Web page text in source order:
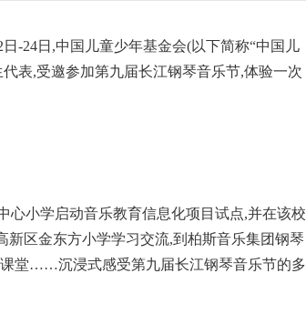
-24日,中国儿童少年基金会(以下简称“中国儿
表,受邀参加第九届长江钢琴音乐节,体验一次
心小学启动音乐教育信息化项目试点,并在该校
新区金东方小学学习交流,到柏斯音乐集团钢琴
堂……沉浸式感受第九届长江钢琴音乐节的多